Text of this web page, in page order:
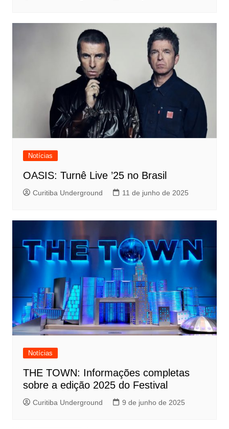
Notícias
OASIS: Turnê Live ’25 no Brasil
Curitiba Underground 11 de junho de 2025
Notícias
THE TOWN: Informações completas
sobre a edição 2025 do Festival
Curitiba Underground 9 de junho de 2025